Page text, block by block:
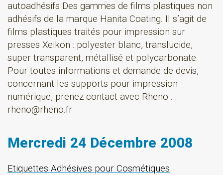
autoadhésifs Des gammes de films plastiques non
adhésifs de la marque Hanita Coating. Il s’agit de
films plastiques traités pour impression sur
presses Xeikon : polyester blanc, translucide,
super transparent, métallisé et polycarbonate.
Pour toutes informations et demande de devis,
concernant les supports pour impression
numérique, prenez contact avec Rheno :
rheno@rheno.fr
Mercredi 24 Décembre 2008
Etiquettes Adhésives pour Cosmétiques